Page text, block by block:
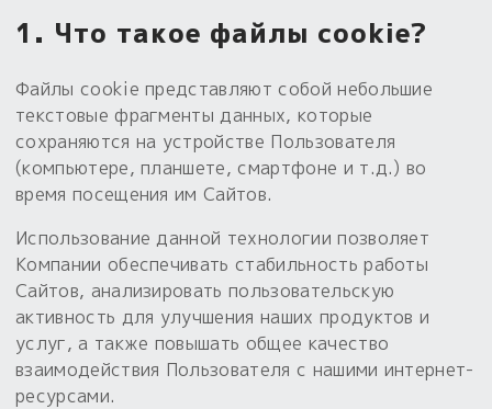
Готовые заговоры и обряды
30 вариантов раскладов по системе Рез Рода:
С чего начать?
Новые книги
в лавке!
«Резы Рода. Нежиты» и «Резы
Рода.Духи-Хозяева» с колодами
толковники со значениями, раскладами,
толкованиями колод
Узнать
1. Что такое файлы cookie?
Файлы cookie представляют собой небольшие
текстовые фрагменты данных, которые
сохраняются на устройстве Пользователя
(компьютере, планшете, смартфоне и т.д.) во
время посещения им Сайтов.
Использование данной технологии позволяет
Компании обеспечивать стабильность работы
Сайтов, анализировать пользовательскую
активность для улучшения наших продуктов и
услуг, а также повышать общее качество
взаимодействия Пользователя с нашими интернет-
ресурсами.